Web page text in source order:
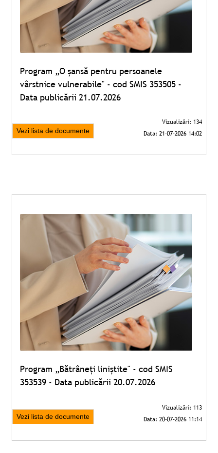
Program „O șansă pentru persoanele
vârstnice vulnerabile" - cod SMIS 353505 -
Data publicării 21.07.2026
Vezi lista de documente
Program „Bătrâneți liniștite" - cod SMIS
353539 - Data publicării 20.07.2026
Vezi lista de documente